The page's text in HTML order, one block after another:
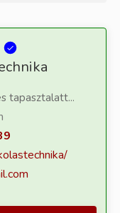
tapasztalatt...